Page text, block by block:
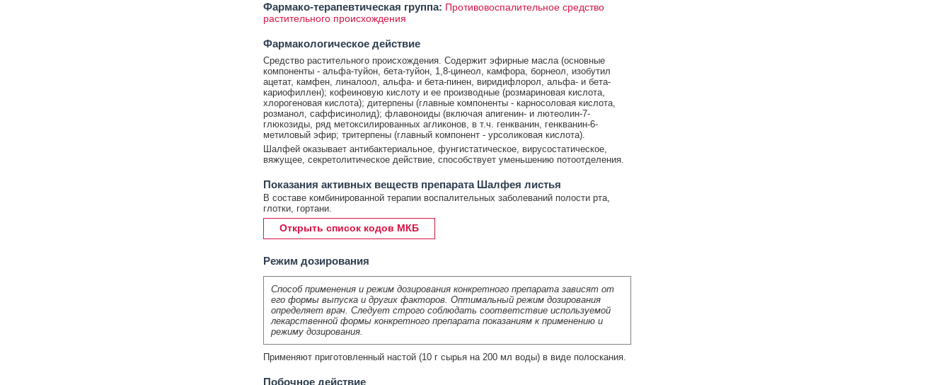
Фармако-терапевтическая группа: Противовоспалительное средство
растительного происхождения
Фармакологическое действие
Средство растительного происхождения. Содержит эфирные масла (основные
компоненты - альфа-туйон, бета-туйон, 1,8-цинеол, камфора, борнеол, изобутил
ацетат, камфен, линалоол, альфа- и бета-пинен, виридифлорол, альфа- и бета-
кариофиллен); кофеиновую кислоту и ее производные (розмариновая кислота,
хлорогеновая кислота); дитерпены (главные компоненты - карносоловая кислота,
розманол, саффисинолид); флавоноиды (включая апигенин- и лютеолин-7-
глюкозиды, ряд метоксилированных агликонов, в т.ч. генкванин, генкванин-6-
метиловый эфир; тритерпены (главный компонент - урсоликовая кислота).
Шалфей оказывает антибактериальное, фунгистатическое, вирусостатическое,
вяжущее, секретолитическое действие, способствует уменьшению потоотделения.
Показания активных веществ препарата Шалфея листья
В составе комбинированной терапии воспалительных заболеваний полости рта,
глотки, гортани.
Открыть список кодов МКБ
Режим дозирования
Способ применения и режим дозирования конкретного препарата зависят от
его формы выпуска и других факторов. Оптимальный режим дозирования
определяет врач. Следует строго соблюдать соответствие используемой
лекарственной формы конкретного препарата показаниям к применению и
режиму дозирования.
Применяют приготовленный настой (10 г сырья на 200 мл воды) в виде полоскания.
Побочное действие